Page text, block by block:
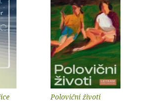
Polovični životi